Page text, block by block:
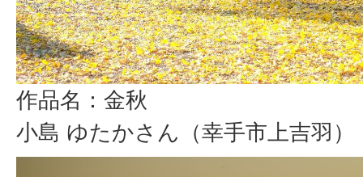
作品名：金秋
小島 ゆたかさん（幸手市上吉羽）